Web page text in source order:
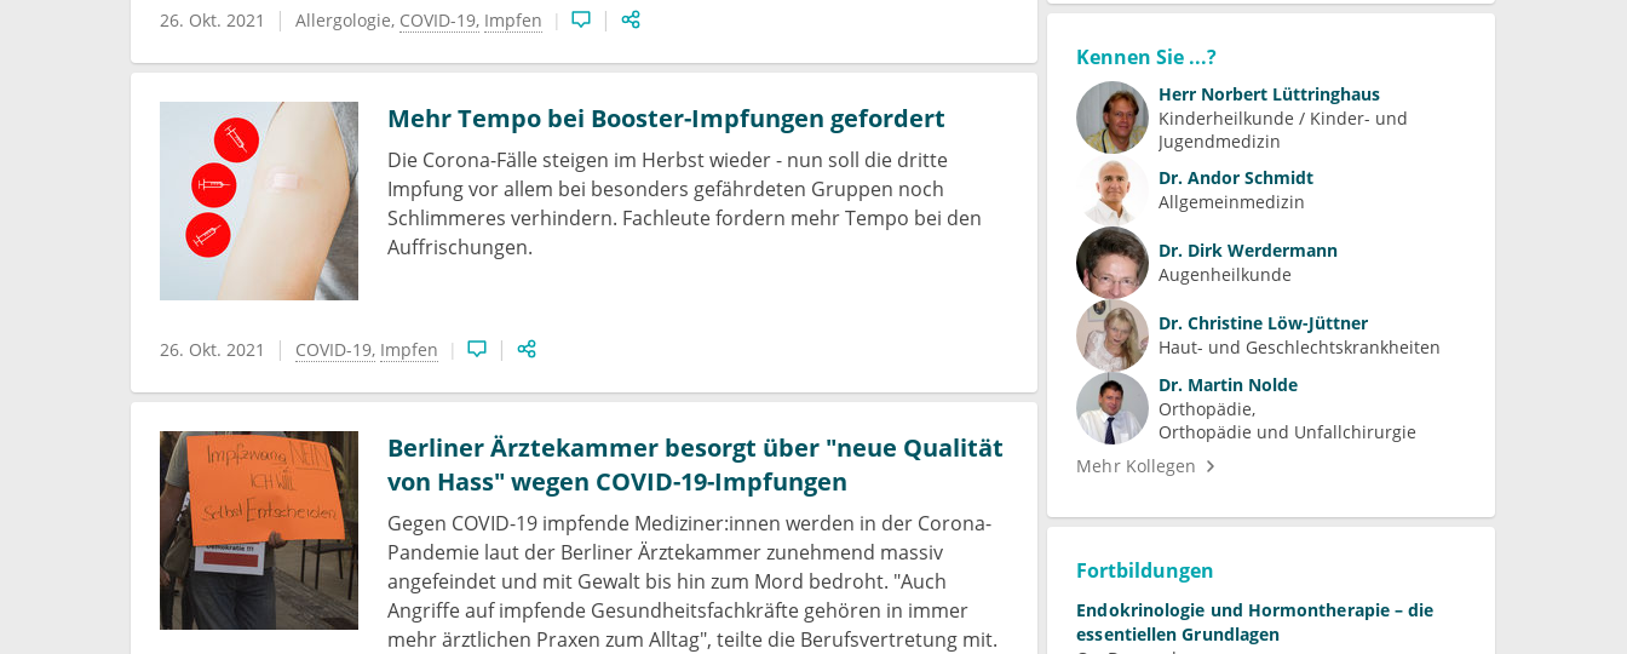
26. Okt. 2021 Allergologie COVID-19 Impfen
Mehr Tempo bei Booster-Impfungen gefordert
Die Corona-Fälle steigen im Herbst wieder - nun soll die dritte
Impfung vor allem bei besonders gefährdeten Gruppen noch
Schlimmeres verhindern. Fachleute fordern mehr Tempo bei den
Auffrischungen.
26. Okt. 2021 COVID-19 Impfen
Berliner Ärztekammer besorgt über "neue Qualität
von Hass" wegen COVID-19-Impfungen
Gegen COVID-19 impfende Mediziner:innen werden in der Corona-
Pandemie laut der Berliner Ärztekammer zunehmend massiv
angefeindet und mit Gewalt bis hin zum Mord bedroht. "Auch
Angriffe auf impfende Gesundheitsfachkräfte gehören in immer
mehr ärztlichen Praxen zum Alltag", teilte die Berufsvertretung mit.
Kennen Sie ...?
Herr Norbert Lüttringhaus
Kinderheilkunde / Kinder- und
Jugendmedizin
Dr. Andor Schmidt
Allgemeinmedizin
Dr. Dirk Werdermann
Augenheilkunde
Dr. Christine Löw-Jüttner
Haut- und Geschlechtskrankheiten
Dr. Martin Nolde
Orthopädie
Orthopädie und Unfallchirurgie
Mehr Kollegen
Fortbildungen
Endokrinologie und Hormontherapie – die
essentiellen Grundlagen